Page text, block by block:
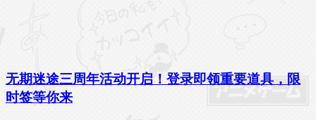
无期迷途三周年活动开启！登录即领重要道具，限
时签等你来